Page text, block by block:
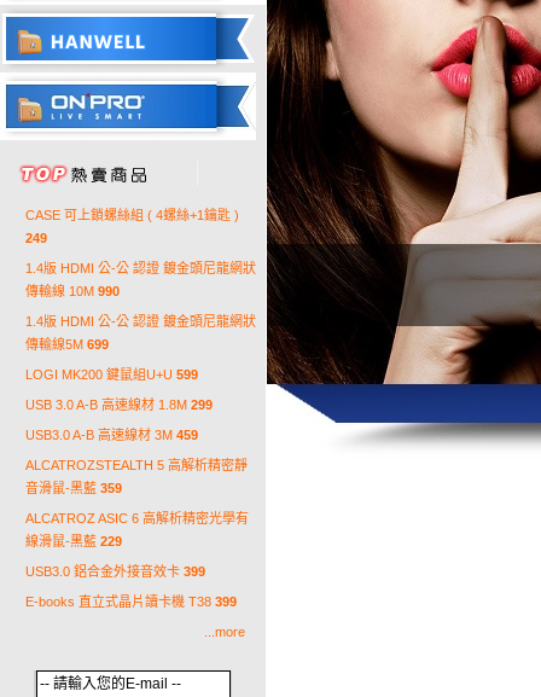
CASE 可上鎖螺絲組 ( 4螺絲+1鑰匙 )
249
1.4版 HDMI 公-公 認證 鍍金頭尼龍網狀
傳輸線 10M 990
1.4版 HDMI 公-公 認證 鍍金頭尼龍網狀
傳輸線5M 699
LOGI MK200 鍵鼠組U+U 599
USB 3.0 A-B 高速線材 1.8M 299
USB3.0 A-B 高速線材 3M 459
ALCATROZSTEALTH 5 高解析精密靜
音滑鼠-黑藍 359
ALCATROZ ASIC 6 高解析精密光學有
線滑鼠-黑藍 229
USB3.0 鋁合金外接音效卡 399
E-books 直立式晶片讀卡機 T38 399
...more